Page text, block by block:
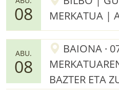
08
MERKATUA |
ABU.
08
BAIONA ·
BAZTER ETA